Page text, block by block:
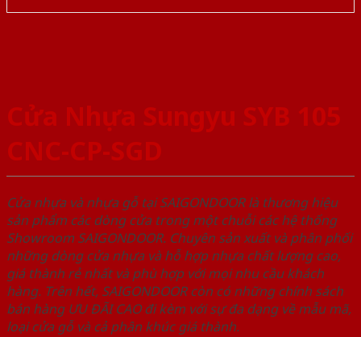
Cửa Nhựa Sungyu SYB 105
CNC-CP-SGD
Cửa nhựa và nhựa gỗ tại SAIGONDOOR là thương hiệu
sản phẩm các dòng cửa trong một chuỗi các hệ thống
Showroom SAIGONDOOR. Chuyên sản xuất và phân phối
những dòng cửa nhựa và hỗ hợp nhựa chất lượng cao,
giá thành rẻ nhất và phù hợp với mọi nhu cầu khách
hàng. Trên hết, SAIGONDOOR còn có những chính sách
bán hàng ƯU ĐÃI CAO đi kèm với sự đa dạng về mẫu mã,
loại cửa gỗ và cả phân khúc giá thành.